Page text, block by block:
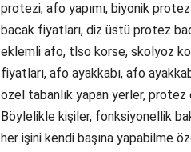
protezi, afo yapımı, biyonik
bacak fiyatları, diz üstü protez
eklemli afo, tlso korse, skolyoz
fiyatları, afo ayakkabı, afo
özel tabanlık yapan yerler,
Böylelikle kişiler, fonksiyonellik
her işini kendi başına yapabilme